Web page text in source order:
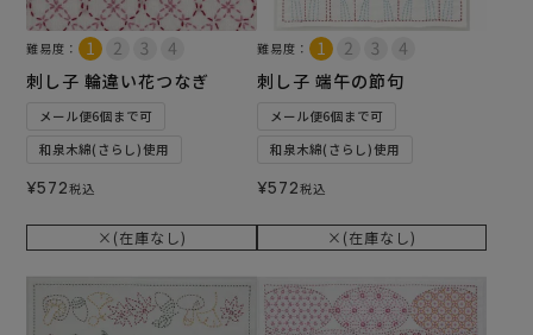
難易度：
刺し子 輪違い花つなぎ
メール便6個まで可
和泉木綿(さらし)使用
¥572税込
×(在庫なし)
難易度：
刺し子 端午の節句
メール便6個まで可
和泉木綿(さらし)使用
¥572税込
×(在庫なし)